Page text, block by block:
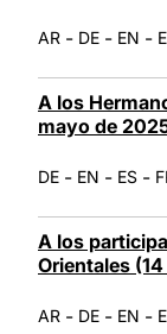
AR - DE - EN -
A los
mayo de
DE - EN - ES -
A los
Orientales
AR - DE - EN -